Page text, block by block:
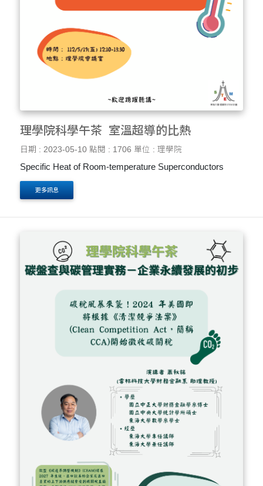
理學院科學午茶_室溫超導的比熱
日期 : 2023-05-10 點閱 : 1706 單位 : 理學院
Specific Heat of Room-temperature Superconductors
更多訊息